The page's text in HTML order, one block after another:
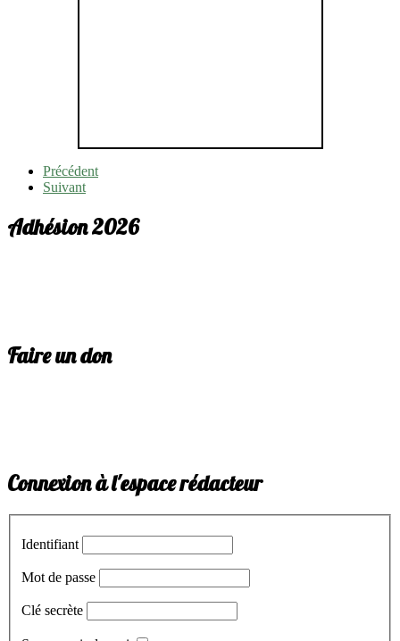
Précédent
Suivant
Adhésion 2026
Faire un don
Connexion à l'espace rédacteur
Identifiant
Mot de passe
Clé secrète